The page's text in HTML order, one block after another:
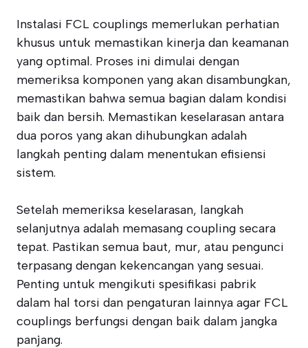
Instalasi FCL couplings memerlukan perhatian
khusus untuk memastikan kinerja dan keamanan
yang optimal. Proses ini dimulai dengan
memeriksa komponen yang akan disambungkan,
memastikan bahwa semua bagian dalam kondisi
baik dan bersih. Memastikan keselarasan antara
dua poros yang akan dihubungkan adalah
langkah penting dalam menentukan efisiensi
sistem.
Setelah memeriksa keselarasan, langkah
selanjutnya adalah memasang coupling secara
tepat. Pastikan semua baut, mur, atau pengunci
terpasang dengan kekencangan yang sesuai.
Penting untuk mengikuti spesifikasi pabrik
dalam hal torsi dan pengaturan lainnya agar FCL
couplings berfungsi dengan baik dalam jangka
panjang.